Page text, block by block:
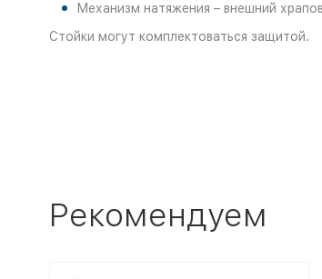
Механизм натяжения – внешний
Стойки могут комплектоваться защитой.
Рекомендуем